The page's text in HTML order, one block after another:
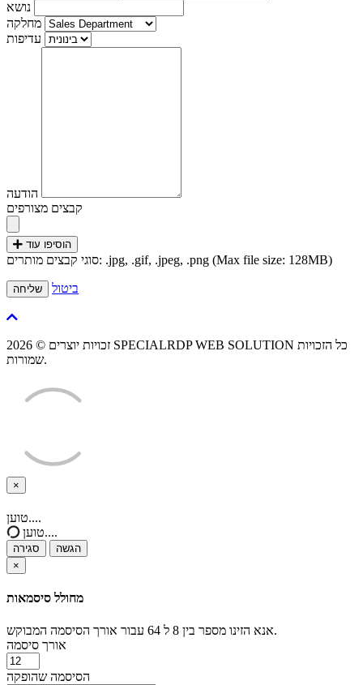
נושא
מחלקה
עדיפות
הודעה
קבצים מצורפים
הוסיפו עוד
סוגי קבצים מותרים: .jpg, .gif, .jpeg, .png (Max file size: 128MB)
ביטול
זכויות יוצרים © 2026 SPECIALRDP WEB SOLUTION כל הזכויות
שמורות.
×
סגירה
טוען....
טוען....
סגירה
הגשה
×
מחולל סיסמאות
אנא הזינו מספר בין 8 ל 64 עבור אורך הסיסמה המבוקש.
אורך סיסמה
הסיסמה שהופקה